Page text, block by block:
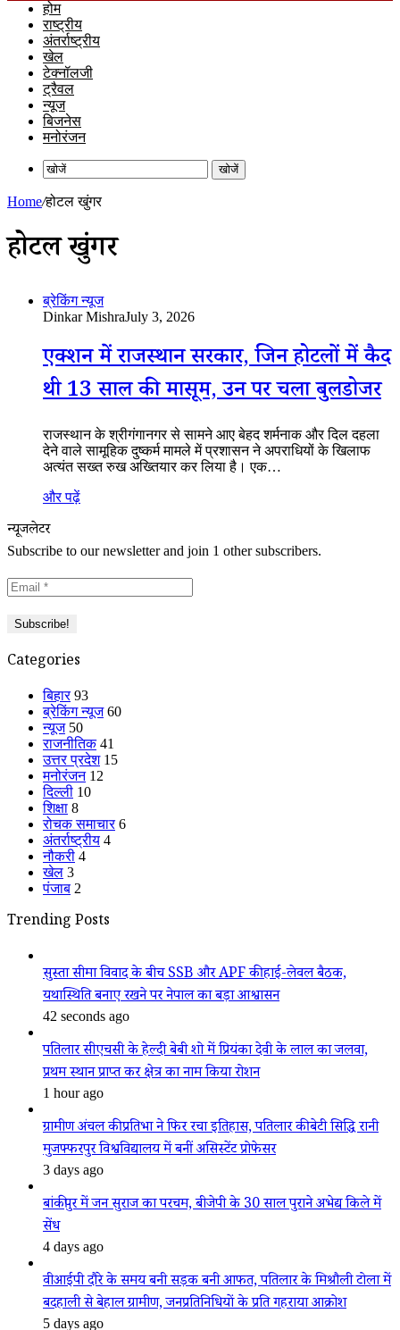
होम
राष्ट्रीय
अंतर्राष्ट्रीय
खेल
टेक्नॉलजी
ट्रैवल
न्यूज
बिजनेस
मनोरंजन
खोजें
Home/होटल खुंगर
होटल खुंगर
ब्रेकिंग न्यूज
Dinkar MishraJuly 3, 2026
एक्शन में राजस्थान सरकार, जिन होटलों में कैद
थी 13 साल की मासूम, उन पर चला बुलडोजर
राजस्थान के श्रीगंगानगर से सामने आए बेहद शर्मनाक और दिल दहला
देने वाले सामूहिक दुष्कर्म मामले में प्रशासन ने अपराधियों के खिलाफ
अत्यंत सख्त रुख अख्तियार कर लिया है। एक…
और पढ़ें
न्यूजलेटर
Subscribe to our newsletter and join 1 other subscribers.
Categories
बिहार 93
ब्रेकिंग न्यूज 60
न्यूज 50
राजनीतिक 41
उत्तर प्रदेश 15
मनोरंजन 12
दिल्ली 10
शिक्षा 8
रोचक समाचार 6
अंतर्राष्ट्रीय 4
नौकरी 4
खेल 3
पंजाब 2
Trending Posts
सुस्ता सीमा विवाद के बीच SSB और APF की हाई-लेवल बैठक,
यथास्थिति बनाए रखने पर नेपाल का बड़ा आश्वासन
42 seconds ago
पतिलार सीएचसी के हेल्दी बेबी शो में प्रियंका देवी के लाल का जलवा,
प्रथम स्थान प्राप्त कर क्षेत्र का नाम किया रोशन
1 hour ago
ग्रामीण अंचल की प्रतिभा ने फिर रचा इतिहास, पतिलार की बेटी सिद्धि रानी
मुजफ्फरपुर विश्वविद्यालय में बनीं असिस्टेंट प्रोफेसर
3 days ago
बांकीपुर में जन सुराज का परचम, बीजेपी के 30 साल पुराने अभेद्य किले में
सेंध
4 days ago
वीआईपी दौरे के समय बनी सड़क बनी आफत, पतिलार के मिश्रौली टोला में
बदहाली से बेहाल ग्रामीण, जनप्रतिनिधियों के प्रति गहराया आक्रोश
5 days ago